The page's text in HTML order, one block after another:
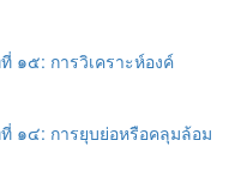
๑๕: การวิเคราะห์องค์
๑๔: การยุบย่อหรือคลุมล้อม